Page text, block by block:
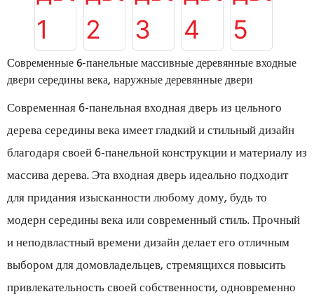
Современные 6-панельные массивные деревянные входные
двери середины века, наружные деревянные двери
Современная 6-панельная входная дверь из цельного
дерева середины века имеет гладкий и стильный дизайн
благодаря своей 6-панельной конструкции и материалу из
массива дерева. Эта входная дверь идеально подходит
для придания изысканности любому дому, будь то
модерн середины века или современный стиль. Прочный
и неподвластный времени дизайн делает его отличным
выбором для домовладельцев, стремящихся повысить
привлекательность своей собственности, одновременно